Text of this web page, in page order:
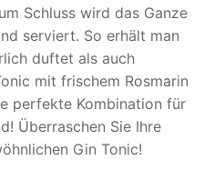
Schluss wird das Ganze
serviert. So erhält man
duftet als auch
mit frischem Rosmarin
perfekte Kombination für
Überraschen Sie Ihre
Gin Tonic!